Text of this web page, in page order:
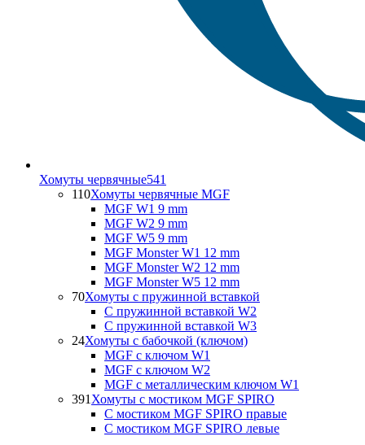
Хомуты червячные541
110Хомуты червячные MGF
MGF W1 9 mm
MGF W2 9 mm
MGF W5 9 mm
MGF Monster W1 12 mm
MGF Monster W2 12 mm
MGF Monster W5 12 mm
70Хомуты с пружинной вставкой
С пружинной вставкой W2
С пружинной вставкой W3
24Хомуты с бабочкой (ключом)
MGF с ключом W1
MGF с ключом W2
MGF с металлическим ключом W1
391 Хомуты с мостиком MGF SPIRO
С мостиком MGF SPIRO правые
С мостиком MGF SPIRO левые